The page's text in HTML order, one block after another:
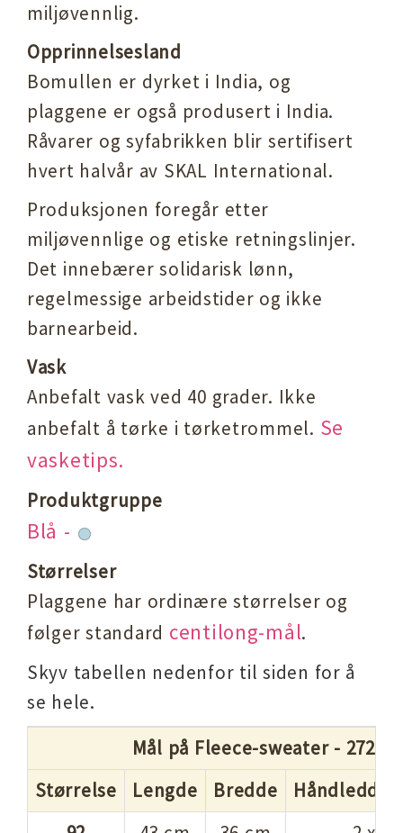
miljøvennlig.
Opprinnelsesland
Bomullen er dyrket i India, og
plaggene er også produsert i India.
Råvarer og syfabrikken blir sertifisert
hvert halvår av SKAL International.
Produksjonen foregår etter
miljøvennlige og etiske retningslinjer.
Det innebærer solidarisk lønn,
regelmessige arbeidstider og ikke
barnearbeid.
Vask
Anbefalt vask ved 40 grader. Ikke
anbefalt å tørke i tørketrommel. Se
vasketips.
Produktgruppe
Blå -
Størrelser
Plaggene har ordinære størrelser og
følger standard centilong-mål.
Skyv tabellen nedenfor til siden for å
se hele.
Mål på Fleece-sweater - 27243
Størrelse
Lengde Bredde
Håndledd